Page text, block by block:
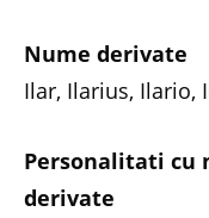
Nume derivate
Ilar, Ilarius, Ilario,
Personalitati cu
derivate